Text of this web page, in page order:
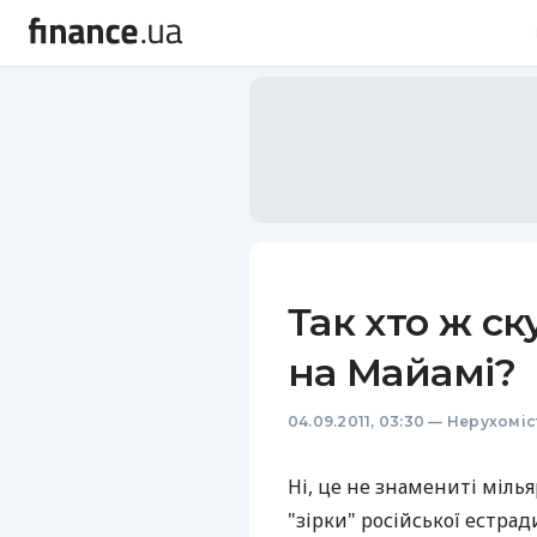
Так хто ж
на Майамі?
04.09.2011, 03:30 —
Ні, це не знамениті
"зірки" російської